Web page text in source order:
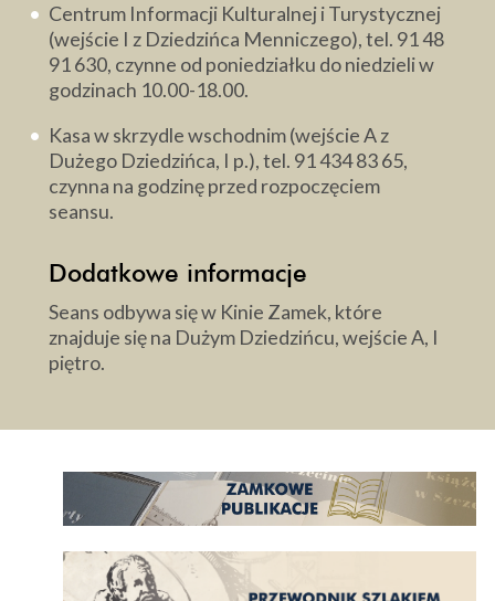
Centrum Informacji Kulturalnej i Turystycznej
(wejście I z Dziedzińca Menniczego), tel. 91 48
91 630, czynne od poniedziałku do niedzieli w
godzinach 10.00-18.00.
Kasa w skrzydle wschodnim (wejście A z
Dużego Dziedzińca, I p.), tel. 91 434 83 65,
czynna na godzinę przed rozpoczęciem
seansu.
Dodatkowe informacje
Seans odbywa się w Kinie Zamek, które
znajduje się na Dużym Dziedzińcu, wejście A, I
piętro.